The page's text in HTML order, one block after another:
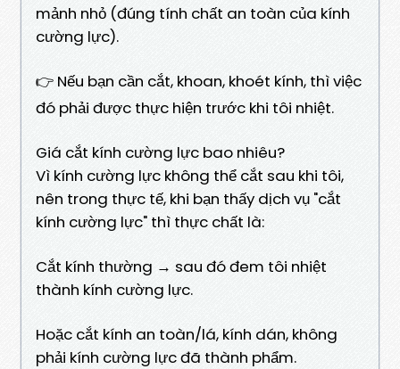
mảnh nhỏ (đúng tính chất an toàn của kính
cường lực).
👉 Nếu bạn cần cắt, khoan, khoét kính, thì việc
đó phải được thực hiện trước khi tôi nhiệt.
Giá cắt kính cường lực bao nhiêu?
Vì kính cường lực không thể cắt sau khi tôi,
nên trong thực tế, khi bạn thấy dịch vụ "cắt
kính cường lực" thì thực chất là:
Cắt kính thường → sau đó đem tôi nhiệt
thành kính cường lực.
Hoặc cắt kính an toàn/lá, kính dán, không
phải kính cường lực đã thành phẩm.